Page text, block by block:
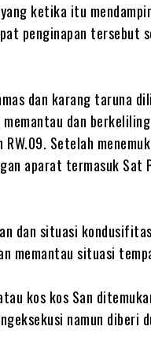
ketika itu
penginapan tersebut
dan karang taruna
dan
RW.09. Setelah
aparat termasuk Sat
dan situasi
memantau situasi
kos kos San
namun diberi